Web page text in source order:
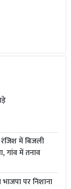
में बिजली
गांव में तनाव
पर निशाना